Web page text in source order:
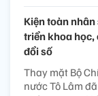
Kiện toàn
triển khoa học,
đổi số
Thay mặt Bộ
nước Tô Lâm